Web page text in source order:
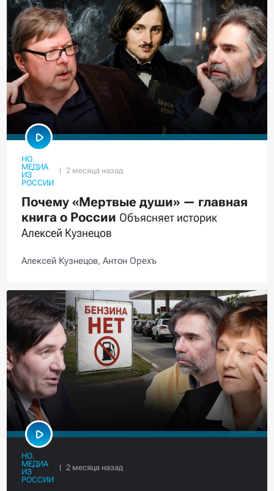
НО.
МЕДИА
ИЗ
РОССИИ
Почему «Мертвые души» — главная
книга о России Объясняет историк
Алексей Кузнецов
Алексей Кузнецов, Антон Орехъ
НО.
МЕДИА
ИЗ
РОССИИ